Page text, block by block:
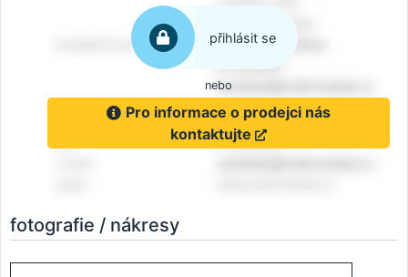
přihlásit se
nebo
Pro informace o prodejci nás
kontaktujte
fotografie / nákresy